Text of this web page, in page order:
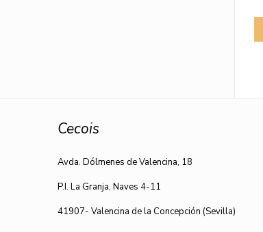
Cecois
Avda. Dólmenes de Valencina, 18
P.I. La Granja, Naves 4-11
41907- Valencina de la Concepción (Sevilla)